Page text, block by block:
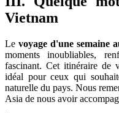
Vietnam
Le voyage d'une semaine
moments inoubliables,
fascinant. Cet itinéraire de
idéal pour ceux qui
naturelle du pays. Nous
Asia de nous avoir